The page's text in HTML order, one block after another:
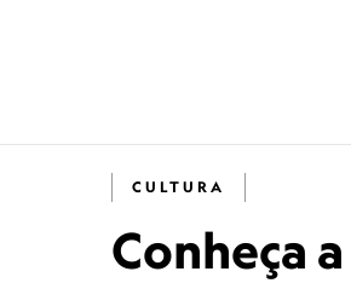
CULTURA
Conheça